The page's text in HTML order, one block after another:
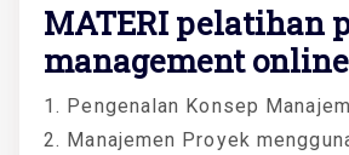
MATERI pelatihan
management
1. Pengenalan Konsep
2. Manajemen Proyek